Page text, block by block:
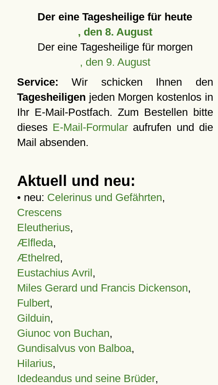
Der eine Tagesheilige für heute
, den 8. August
Der eine Tagesheilige für morgen
, den 9. August
Service: Wir schicken Ihnen den
Tagesheiligen jeden Morgen kostenlos in
Ihr E-Mail-Postfach. Zum Bestellen bitte
dieses E-Mail-Formular aufrufen und die
Mail absenden.
Aktuell und neu:
• neu: Celerinus und Gefährten,
Crescens
Eleutherius,
Ælfleda,
Æthelred,
Eustachius Avril,
Miles Gerard und Francis Dickenson,
Fulbert,
Gilduin,
Giunoc von Buchan,
Gundisalvus von Balboa,
Hilarius,
Idedeandus und seine Brüder,